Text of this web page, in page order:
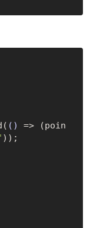
() => (poin
));